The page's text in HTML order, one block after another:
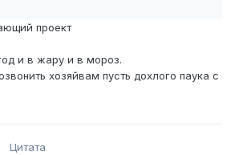
проект
и в жару и в мороз.
хозяйвам пусть дохлого паука с
Цитата